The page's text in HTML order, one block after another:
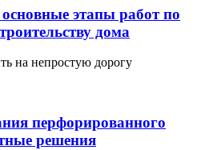
этапы работ по
дома
на непростую дорогу
перфорированного
решения